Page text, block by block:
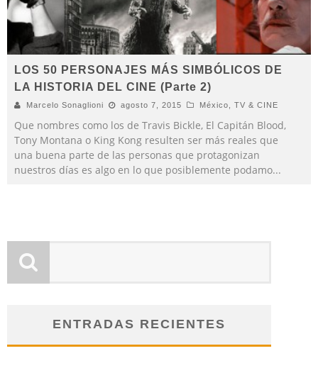
LOS 50 PERSONAJES MÁS SIMBÓLICOS DE
LA HISTORIA DEL CINE (Parte 2)
Marcelo Sonaglioni agosto 7, 2015 México TV & CINE
Que nombres como los de Travis Bickle, El Capitán Blood,
Tony Montana o King Kong resulten ser más reales que
una buena parte de las personas que protagonizan
nuestros días es algo en lo que posiblemente podamo...
ENTRADAS RECIENTES